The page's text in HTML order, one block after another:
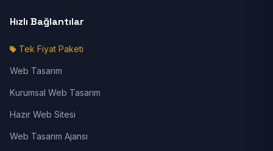
Hızlı Bağlantılar
Tek Fiyat Paketi
Web Tasarım
Kurumsal Web Tasarım
Hazır Web Sitesi
Web Tasarım Ajansı